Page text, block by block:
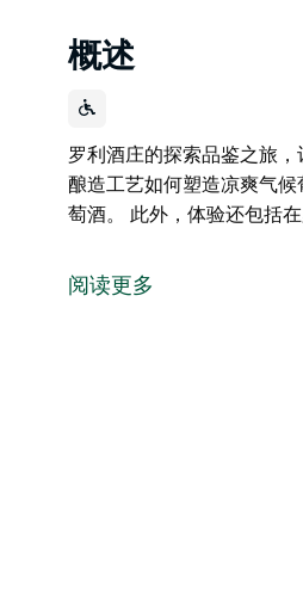
概述
罗利酒庄的探索品鉴之旅
酿造工艺如何塑造凉爽气
萄酒。 此外，体验还包括
酿造工艺如何塑造凉爽气候
阅读更多